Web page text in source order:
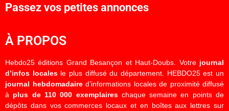
Passez vos petites annonces
À PROPOS
Hebdo25 éditions Grand Besançon et Haut-Doubs. Votre journal
d’infos localesle plus diffusé du département. HEBDO25 est un
journal hebdomadaired’informations locales de proximité diffusé
à plus de 110 000 exemplaireschaque semaine en points de
dépôts dans vos commerces locaux et en boîtes aux lettres sur